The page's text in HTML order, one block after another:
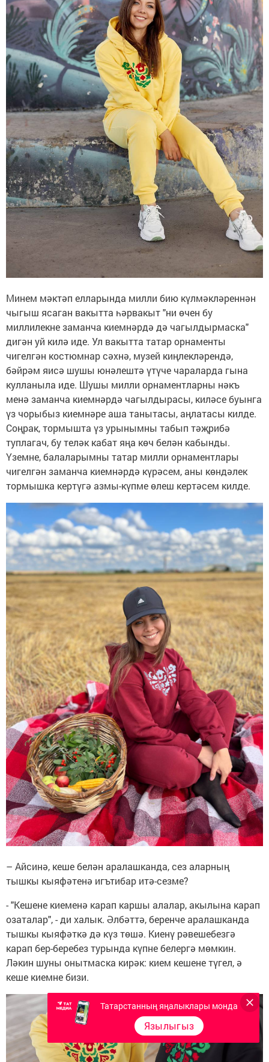
Минем мәктәп елларында милли бию күлмәкләреннән
чыгыш ясаган вакытта һәрвакыт "ни өчен бу
миллилекне заманча киемнәрдә дә чагылдырмаска"
дигән уй килә иде. Ул вакытта татар орнаменты
чигелгән костюмнар сәхнә, музей киңлекләрендә,
бәйрәм яисә шушы юнәлештә үтүче чараларда гына
кулланыла иде. Шушы милли орнаментларны нәкъ
менә заманча киемнәрдә чагылдырасы, киләсе буынга
үз чорыбыз киемнәре аша танытасы, аңлатасы килде.
Соңрак, тормышта үз урынымны табып тәҗрибә
туплагач, бу теләк кабат яңа көч белән кабынды.
Үземне, балаларымны татар милли орнаментлары
чигелгән заманча киемнәрдә күрәсем, аны көндәлек
тормышка кертүгә азмы-күпме өлеш кертәсем килде.
– Айсинә, кеше белән аралашканда, сез аларның
тышкы кыяфәтенә игътибар итә-сезме?
- "Кешене киеменә карап каршы алалар, акылына карап
озаталар", - ди халык. Әлбәттә, беренче аралашканда
тышкы кыяфәткә дә күз төшә. Киенү рәвешебезгә
карап бер-беребез турында күпне белергә мөмкин.
Ләкин шуны онытмаска кирәк: кием кешене түгел, ә
кеше киемне бизи.
Татарстанның яңалыклары монда
Язылыгыз